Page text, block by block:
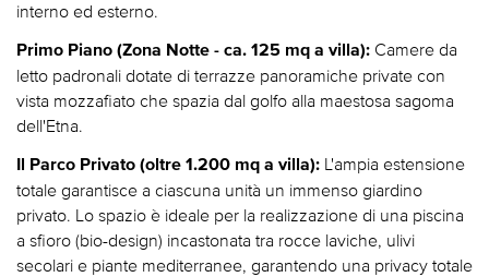
interno ed esterno.
Primo Piano (Zona Notte - ca. 125 mq a villa): Camere da
letto padronali dotate di terrazze panoramiche private con
vista mozzafiato che spazia dal golfo alla maestosa sagoma
dell'Etna.
Il Parco Privato (oltre 1.200 mq a villa): L'ampia estensione
totale garantisce a ciascuna unità un immenso giardino
privato. Lo spazio è ideale per la realizzazione di una piscina
a sfioro (bio-design) incastonata tra rocce laviche, ulivi
secolari e piante mediterranee, garantendo una privacy totale